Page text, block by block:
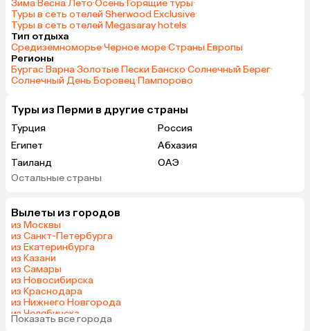
Зима·Весна·Лето·Осень·Горящие туры·
Туры в сеть отелей Sherwood Exclusive·
Туры в сеть отелей Megasaray hotels
Тип отдыха
Средиземноморье·Черное море·Страны Европы
Регионы
Бургас·Варна·Золотые Пески·Банско·Солнечный Берег·
Солнечный День·Боровец·Пампорово
Туры из Перми в другие страны
Турция
Россия
Египет
Абхазия
Таиланд
ОАЭ
Гонконг
Остальные страны
Вылеты из городов
из Москвы
из Санкт-Петербурга
из Екатеринбурга
из Казани
из Самары
из Новосибирска
из Краснодара
из Нижнего Новгорода
из Челябинска
из Тюмени
Показать все города